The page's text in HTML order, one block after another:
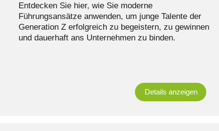
Entdecken Sie hier, wie Sie moderne
Führungsansätze anwenden, um junge Talente der
Generation Z erfolgreich zu begeistern, zu gewinnen
und dauerhaft ans Unternehmen zu binden.
Details anzeigen